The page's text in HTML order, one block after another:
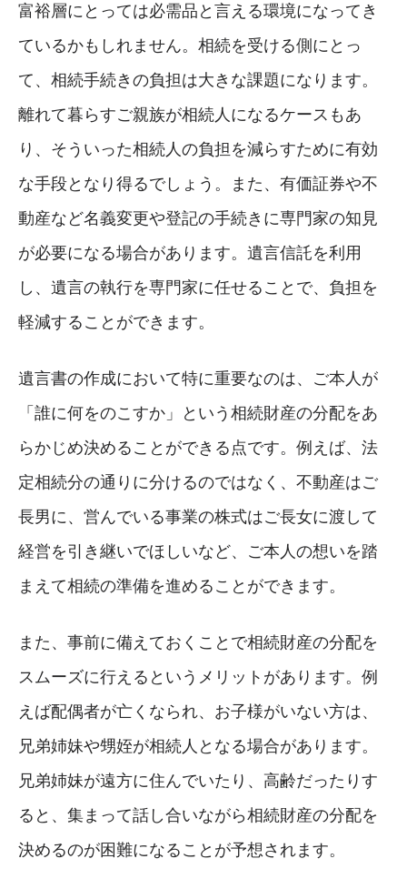
富裕層にとっては必需品と言える環境になってき
ているかもしれません。相続を受ける側にとっ
て、相続手続きの負担は大きな課題になります。
離れて暮らすご親族が相続人になるケースもあ
り、そういった相続人の負担を減らすために有効
な手段となり得るでしょう。また、有価証券や不
動産など名義変更や登記の手続きに専門家の知見
が必要になる場合があります。遺言信託を利用
し、遺言の執行を専門家に任せることで、負担を
軽減することができます。
遺言書の作成において特に重要なのは、ご本人が
「誰に何をのこすか」という相続財産の分配をあ
らかじめ決めることができる点です。例えば、法
定相続分の通りに分けるのではなく、不動産はご
長男に、営んでいる事業の株式はご長女に渡して
経営を引き継いでほしいなど、ご本人の想いを踏
まえて相続の準備を進めることができます。
また、事前に備えておくことで相続財産の分配を
スムーズに行えるというメリットがあります。例
えば配偶者が亡くなられ、お子様がいない方は、
兄弟姉妹や甥姪が相続人となる場合があります。
兄弟姉妹が遠方に住んでいたり、高齢だったりす
ると、集まって話し合いながら相続財産の分配を
決めるのが困難になることが予想されます。